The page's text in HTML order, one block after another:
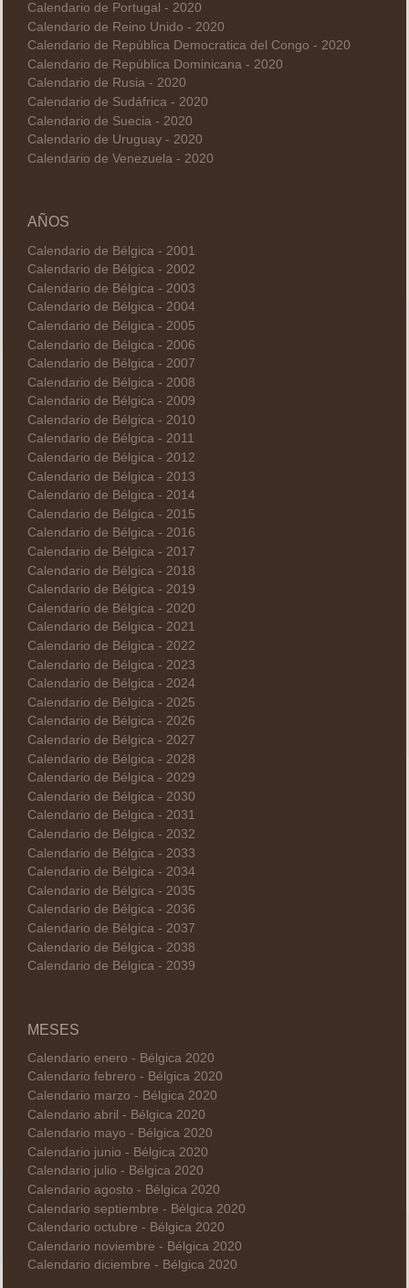
Calendario de Portugal - 2020
Calendario de Reino Unido - 2020
Calendario de República Democratica del Congo - 2020
Calendario de República Dominicana - 2020
Calendario de Rusia - 2020
Calendario de Sudáfrica - 2020
Calendario de Suecia - 2020
Calendario de Uruguay - 2020
Calendario de Venezuela - 2020
AÑOS
Calendario de Bélgica - 2001
Calendario de Bélgica - 2002
Calendario de Bélgica - 2003
Calendario de Bélgica - 2004
Calendario de Bélgica - 2005
Calendario de Bélgica - 2006
Calendario de Bélgica - 2007
Calendario de Bélgica - 2008
Calendario de Bélgica - 2009
Calendario de Bélgica - 2010
Calendario de Bélgica - 2011
Calendario de Bélgica - 2012
Calendario de Bélgica - 2013
Calendario de Bélgica - 2014
Calendario de Bélgica - 2015
Calendario de Bélgica - 2016
Calendario de Bélgica - 2017
Calendario de Bélgica - 2018
Calendario de Bélgica - 2019
Calendario de Bélgica - 2020
Calendario de Bélgica - 2021
Calendario de Bélgica - 2022
Calendario de Bélgica - 2023
Calendario de Bélgica - 2024
Calendario de Bélgica - 2025
Calendario de Bélgica - 2026
Calendario de Bélgica - 2027
Calendario de Bélgica - 2028
Calendario de Bélgica - 2029
Calendario de Bélgica - 2030
Calendario de Bélgica - 2031
Calendario de Bélgica - 2032
Calendario de Bélgica - 2033
Calendario de Bélgica - 2034
Calendario de Bélgica - 2035
Calendario de Bélgica - 2036
Calendario de Bélgica - 2037
Calendario de Bélgica - 2038
Calendario de Bélgica - 2039
MESES
Calendario enero - Bélgica 2020
Calendario febrero - Bélgica 2020
Calendario marzo - Bélgica 2020
Calendario abril - Bélgica 2020
Calendario mayo - Bélgica 2020
Calendario junio - Bélgica 2020
Calendario julio - Bélgica 2020
Calendario agosto - Bélgica 2020
Calendario septiembre - Bélgica 2020
Calendario octubre - Bélgica 2020
Calendario noviembre - Bélgica 2020
Calendario diciembre - Bélgica 2020